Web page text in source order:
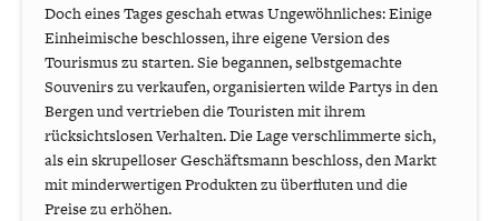
Doch eines Tages geschah etwas Ungewöhnliches: Einige
Einheimische beschlossen, ihre eigene Version des
Tourismus zu starten. Sie begannen, selbstgemachte
Souvenirs zu verkaufen, organisierten wilde Partys in den
Bergen und vertrieben die Touristen mit ihrem
rücksichtslosen Verhalten. Die Lage verschlimmerte sich,
als ein skrupelloser Geschäftsmann beschloss, den Markt
mit minderwertigen Produkten zu überfluten und die
Preise zu erhöhen.